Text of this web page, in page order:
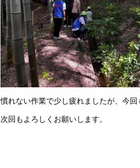
慣れない作業で少し疲れましたが、今回
次回もよろしくお願いします。